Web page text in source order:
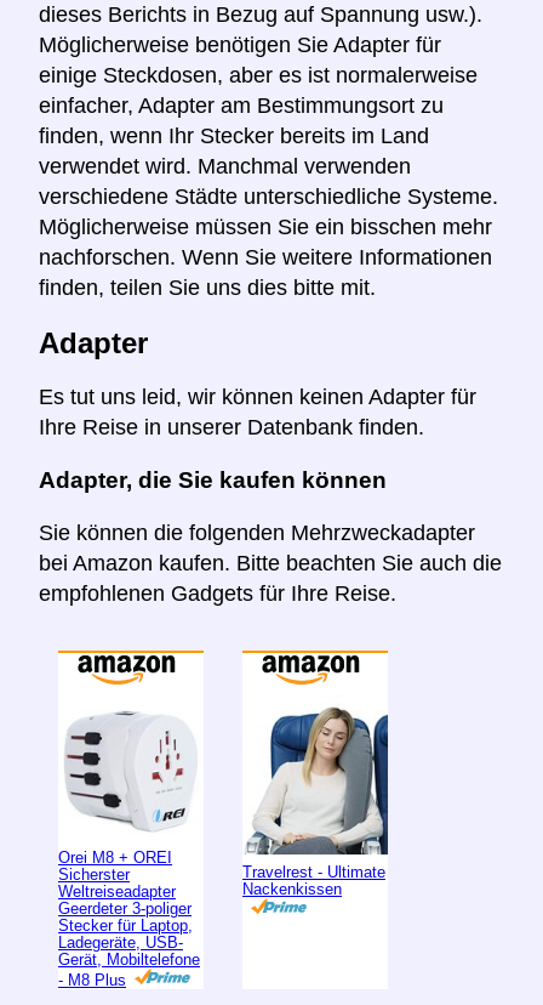
dieses Berichts in Bezug auf Spannung usw.).
Möglicherweise benötigen Sie Adapter für
einige Steckdosen, aber es ist normalerweise
einfacher, Adapter am Bestimmungsort zu
finden, wenn Ihr Stecker bereits im Land
verwendet wird. Manchmal verwenden
verschiedene Städte unterschiedliche Systeme.
Möglicherweise müssen Sie ein bisschen mehr
nachforschen. Wenn Sie weitere Informationen
finden, teilen Sie uns dies bitte mit.
Adapter
Es tut uns leid, wir können keinen Adapter für
Ihre Reise in unserer Datenbank finden.
Adapter, die Sie kaufen können
Sie können die folgenden Mehrzweckadapter
bei Amazon kaufen. Bitte beachten Sie auch die
empfohlenen Gadgets für Ihre Reise.
Orei M8 + OREI
Sicherster
Weltreiseadapter
Geerdeter 3-poliger
Stecker für Laptop,
Ladegeräte, USB-
Gerät, Mobiltelefone
- M8 Plus
Travelrest - Ultimate
Nackenkissen